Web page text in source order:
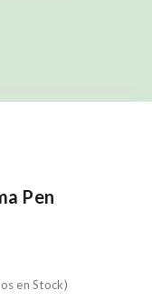
Pen
en Stock)